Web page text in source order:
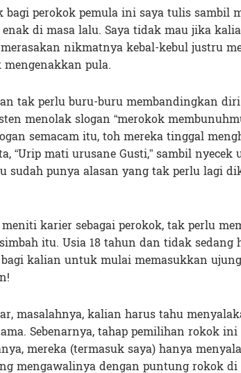
bagi perokok pemula ini saya tulis sambil
di masa lalu. Saya tidak mau jika
nikmatnya kebal-kebul justru
pula.
tak perlu buru-buru membandingkan
menolak slogan “merokok
semacam itu, toh mereka tinggal
“Urip mati urusane Gusti,” sambil nyecek
sudah punya alasan yang tak perlu lagi
karier sebagai perokok, tak perlu
itu. Usia 18 tahun dan tidak sedang
kalian untuk mulai memasukkan
masalahnya, kalian harus tahu
Sebenarnya, tahap pemilihan rokok
mereka (termasuk saya) hanya
mengawalinya dengan puntung rokok di